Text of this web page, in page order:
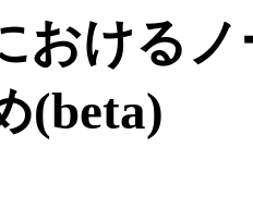
おける
(beta)